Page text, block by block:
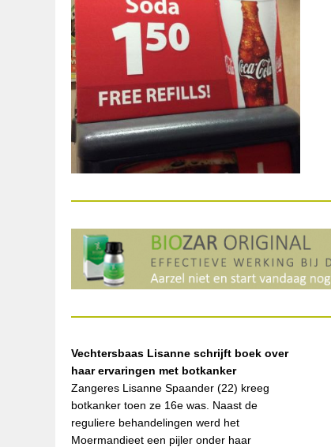
Vechtersbaas Lisanne schrijft boek over
haar ervaringen met botkanker
Zangeres Lisanne Spaander (22) kreeg
botkanker toen ze 16e was. Naast de
reguliere behandelingen werd het
Moermandieet een pijler onder haar